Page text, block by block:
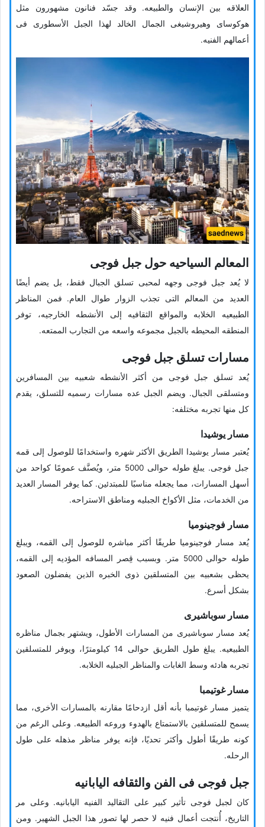
العلاقه بین الإنسان والطبیعه. وقد جسّد فنانون مشهورون مثل
هوکوسای وهیروشیغی الجمال الخالد لهذا الجبل الأسطوری فی
أعمالهم الفنیه.
المعالم السیاحیه حول جبل فوجی
لا یُعد جبل فوجی وجهه لمحبی تسلق الجبال فقط، بل یضم أیضًا
العدید من المعالم التی تجذب الزوار طوال العام. فمن المناظر
الطبیعیه الخلابه والمواقع الثقافیه إلى الأنشطه الخارجیه، توفر
المنطقه المحیطه بالجبل مجموعه واسعه من التجارب الممتعه.
مسارات تسلق جبل فوجی
یُعد تسلق جبل فوجی من أکثر الأنشطه شعبیه بین المسافرین
ومتسلقی الجبال. ویضم الجبل عده مسارات رسمیه للتسلق، یقدم
کل منها تجربه مختلفه:
مسار یوشیدا
یُعتبر مسار یوشیدا الطریق الأکثر شهره واستخدامًا للوصول إلى قمه
جبل فوجی. یبلغ طوله حوالی 5000 متر، ویُصنَّف عمومًا کواحد من
أسهل المسارات، مما یجعله مناسبًا للمبتدئین. کما یوفر المسار العدید
من الخدمات، مثل الأکواخ الجبلیه ومناطق الاستراحه.
مسار فوجینومیا
یُعد مسار فوجینومیا طریقًا أکثر مباشره للوصول إلى القمه، ویبلغ
طوله حوالی 5000 متر. وبسبب قِصر المسافه المؤدیه إلى القمه،
یحظى بشعبیه بین المتسلقین ذوی الخبره الذین یفضلون الصعود
بشکل أسرع.
مسار سوباشیری
یُعد مسار سوباشیری من المسارات الأطول، ویشتهر بجمال مناظره
الطبیعیه. یبلغ طول الطریق حوالی 14 کیلومترًا، ویوفر للمتسلقین
تجربه هادئه وسط الغابات والمناظر الجبلیه الخلابه.
مسار غوتیمبا
یتمیز مسار غوتیمبا بأنه أقل ازدحامًا مقارنه بالمسارات الأخرى، مما
یسمح للمتسلقین بالاستمتاع بالهدوء وروعه الطبیعه. وعلى الرغم من
کونه طریقًا أطول وأکثر تحدیًا، فإنه یوفر مناظر مذهله على طول
الرحله.
جبل فوجی فی الفن والثقافه الیابانیه
کان لجبل فوجی تأثیر کبیر على التقالید الفنیه الیابانیه. وعلى مر
التاریخ، أُنتجت أعمال فنیه لا حصر لها تصور هذا الجبل الشهیر. ومن